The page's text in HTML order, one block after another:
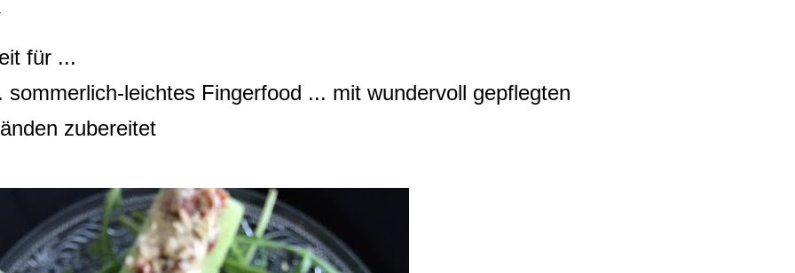
für ...
sommerlich-leichtes Fingerfood ... mit wundervoll gepflegten
zubereitet